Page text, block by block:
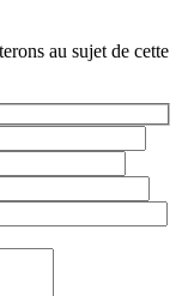
au sujet de cette